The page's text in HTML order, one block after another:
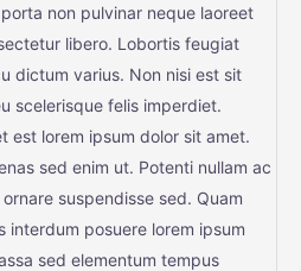
non pulvinar neque laoreet
libero. Lobortis feugiat
dictum varius. Non nisi est sit
scelerisque felis imperdiet.
est lorem ipsum dolor sit amet.
sed enim ut. Potenti nullam ac
suspendisse sed. Quam
interdum posuere lorem ipsum
sed elementum tempus